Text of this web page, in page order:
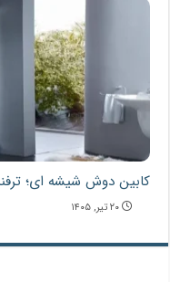
کابین دوش شیشه ای؛
۲۰ تیر, ۱۴۰۵